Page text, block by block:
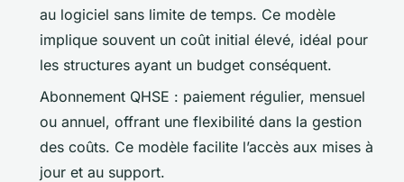
au logiciel sans limite de temps. Ce modèle
implique souvent un coût initial élevé, idéal pour
les structures ayant un budget conséquent.
Abonnement QHSE : paiement régulier, mensuel
ou annuel, offrant une flexibilité dans la gestion
des coûts. Ce modèle facilite l’accès aux mises à
jour et au support.